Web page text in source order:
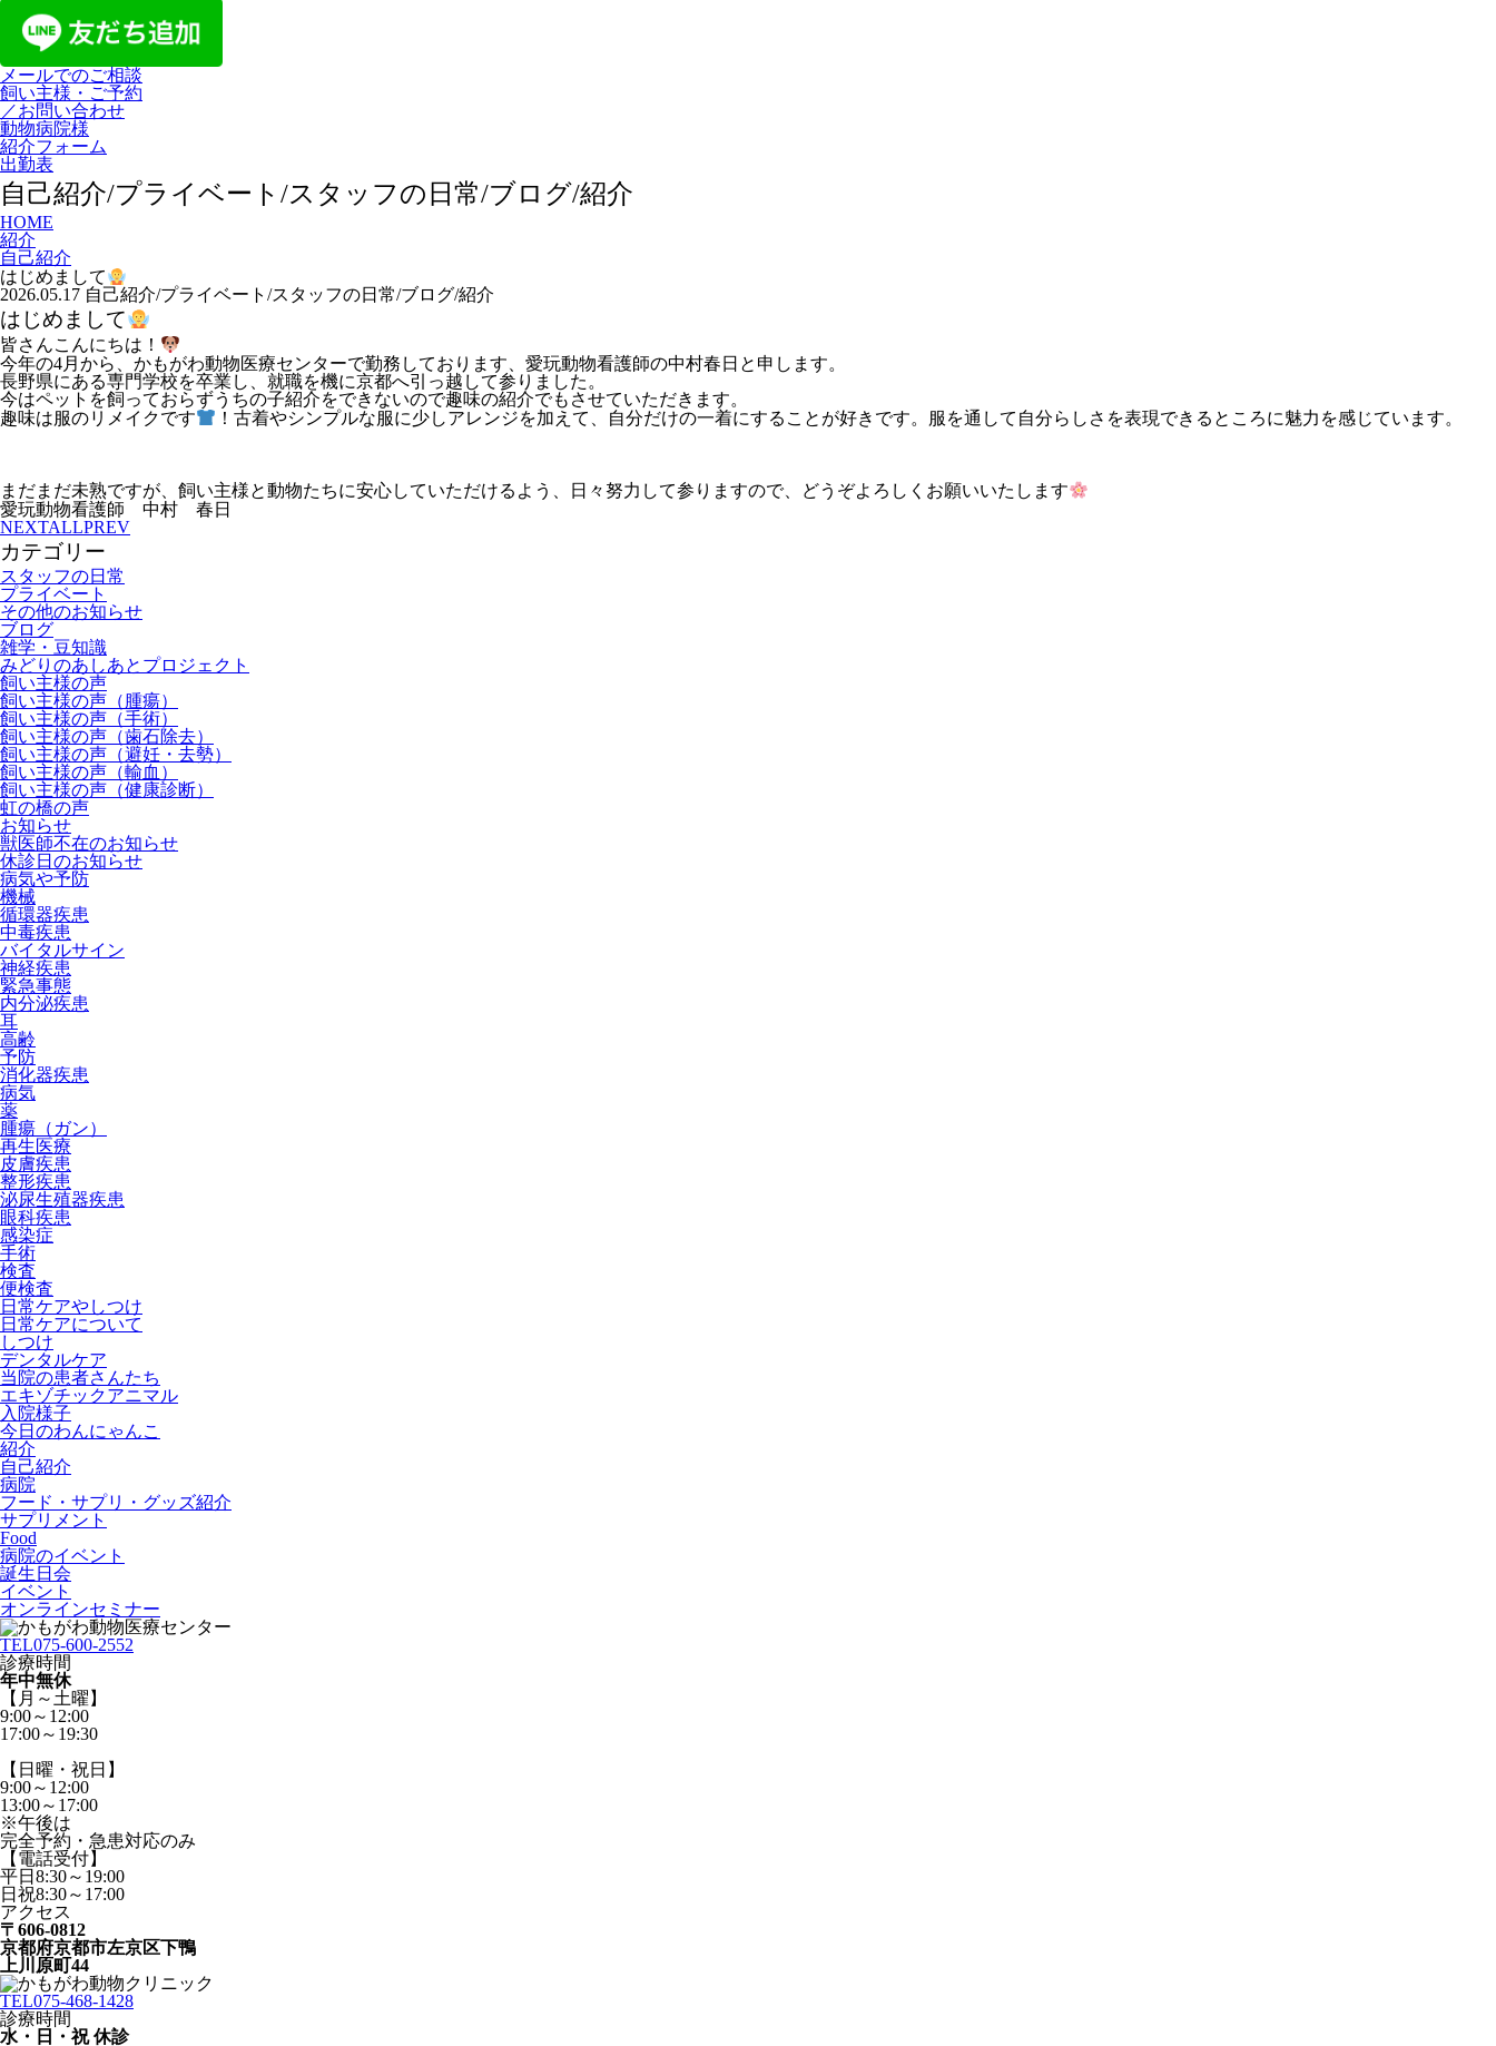
メールでのご相談
飼い主様・ご予約
／お問い合わせ
動物病院様
紹介フォーム
出勤表
自己紹介/プライベート/スタッフの日常/ブログ/紹介
HOME
紹介
自己紹介
はじめまして
2026.05.17 自己紹介/プライベート/スタッフの日常/ブログ/紹介
はじめまして
皆さんこんにちは！
今年の4月から、かもがわ動物医療センターで勤務しております、愛玩動物看護師の中村春日と申します。
長野県にある専門学校を卒業し、就職を機に京都へ引っ越して参りました。
今はペットを飼っておらずうちの子紹介をできないので趣味の紹介でもさせていただきます。
趣味は服のリメイクです
！古着やシンプルな服に少しアレンジを加えて、自分だけの一着にすることが好きです。服を通して自分らしさを表現できるところに魅力を感じています。
まだまだ未熟ですが、飼い主様と動物たちに安心していただけるよう、日々努力して参りますので、どうぞよろしくお願いいたします
愛玩動物看護師 中村 春日
NEXTALLPREV
カテゴリー
スタッフの日常
プライベート
その他のお知らせ
ブログ
雑学・豆知識
みどりのあしあとプロジェクト
飼い主様の声
飼い主様の声（腫瘍）
飼い主様の声（手術）
飼い主様の声（歯石除去）
飼い主様の声（避妊・去勢）
飼い主様の声（輸血）
飼い主様の声（健康診断）
虹の橋の声
お知らせ
獣医師不在のお知らせ
休診日のお知らせ
病気や予防
機械
循環器疾患
中毒疾患
バイタルサイン
神経疾患
緊急事態
内分泌疾患
耳
高齢
予防
消化器疾患
病気
薬
腫瘍（ガン）
再生医療
皮膚疾患
整形疾患
泌尿生殖器疾患
眼科疾患
感染症
手術
検査
便検査
日常ケアやしつけ
日常ケアについて
しつけ
デンタルケア
当院の患者さんたち
エキゾチックアニマル
入院様子
今日のわんにゃんこ
紹介
自己紹介
病院
フード・サプリ・グッズ紹介
サプリメント
Food
病院のイベント
誕生日会
イベント
オンラインセミナー
TEL075-600-2552
診療時間
年中無休
【月～土曜】
9:00～12:00
17:00～19:30
【日曜・祝日】
9:00～12:00
13:00～17:00
※午後は
完全予約・急患対応のみ
【電話受付】
平日8:30～19:00
日祝8:30～17:00
アクセス
〒606-0812
京都府京都市左京区下鴨
上川原町44
TEL075-468-1428
診療時間
水・日・祝 休診